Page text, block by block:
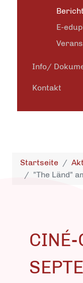
E-
Info/
Kontakt
Startseite
"The Länd"